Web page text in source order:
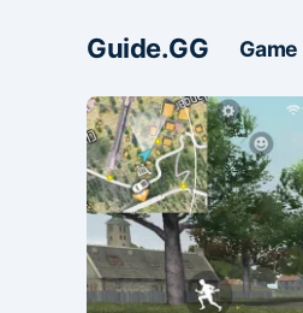
Guide.GG Game